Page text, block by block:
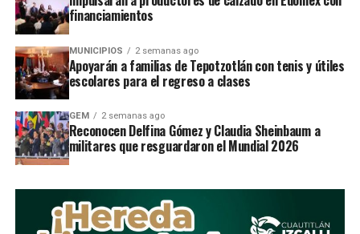
financiamientos
MUNICIPIOS 2 semanas ago
Apoyarán a familias de Tepotzotlán con tenis y útiles
escolares para el regreso a clases
GEM 2 semanas ago
Reconocen Delfina Gómez y Claudia Sheinbaum a
militares que resguardaron el Mundial 2026